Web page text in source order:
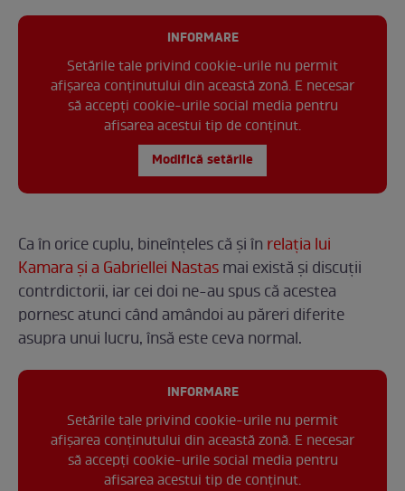
INFORMARE
Setările tale privind cookie-urile nu permit
afișarea conținutului din această zonă. E necesar
să accepți cookie-urile social media pentru
afisarea acestui tip de conținut.
Modifică setările
Ca în orice cuplu, bineînțeles că și în relația lui
Kamara și a Gabriellei Nastasmai există și discuții
contrdictorii, iar cei doi ne-au spus că acestea
pornesc atunci când amândoi au păreri diferite
asupra unui lucru, însă este ceva normal.
INFORMARE
Setările tale privind cookie-urile nu permit
afișarea conținutului din această zonă. E necesar
să accepți cookie-urile social media pentru
afisarea acestui tip de conținut.